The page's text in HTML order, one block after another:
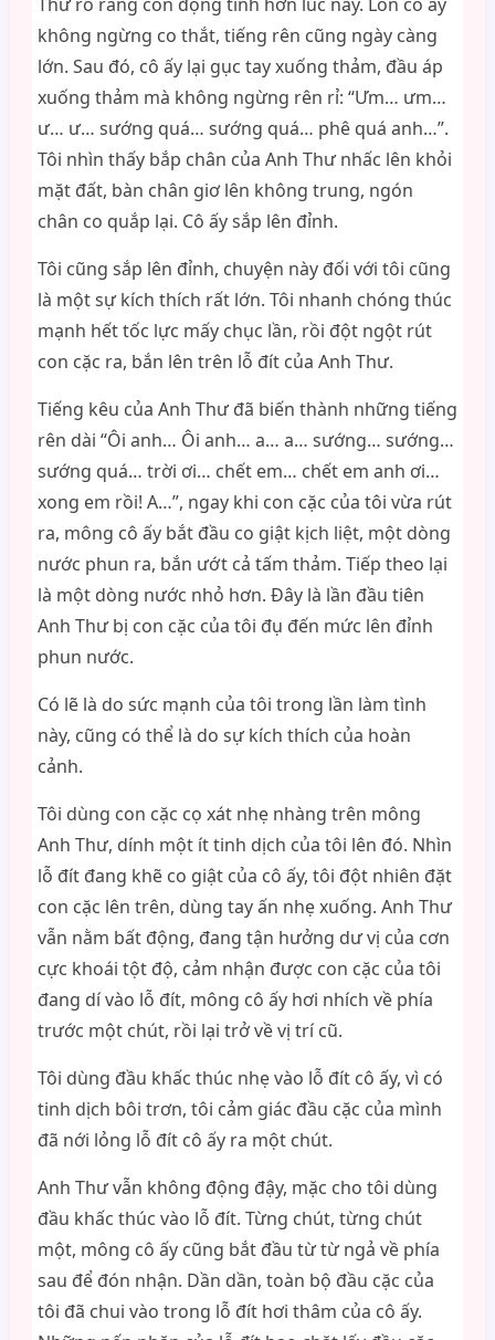
không ngừng co thắt, tiếng rên cũng ngày càng
lớn. Sau đó, cô ấy lại gục tay xuống thảm, đầu áp
xuống thảm mà không ngừng rên rỉ: “Ưm… ưm…
ư… ư… sướng quá… sướng quá… phê quá anh…”.
Tôi nhìn thấy bắp chân của Anh Thư nhấc lên khỏi
mặt đất, bàn chân giơ lên không trung, ngón
chân co quắp lại. Cô ấy sắp lên đỉnh.
Tôi cũng sắp lên đỉnh, chuyện này đối với tôi cũng
là một sự kích thích rất lớn. Tôi nhanh chóng thúc
mạnh hết tốc lực mấy chục lần, rồi đột ngột rút
con cặc ra, bắn lên trên lỗ đít của Anh Thư.
Tiếng kêu của Anh Thư đã biến thành những tiếng
rên dài “Ôi anh… Ôi anh… a… a… sướng… sướng…
sướng quá… trời ơi… chết em… chết em anh ơi…
xong em rồi! A…”, ngay khi con cặc của tôi vừa rút
ra, mông cô ấy bắt đầu co giật kịch liệt, một dòng
nước phun ra, bắn ướt cả tấm thảm. Tiếp theo lại
là một dòng nước nhỏ hơn. Đây là lần đầu tiên
Anh Thư bị con cặc của tôi đụ đến mức lên đỉnh
phun nước.
Có lẽ là do sức mạnh của tôi trong lần làm tình
này, cũng có thể là do sự kích thích của hoàn
cảnh.
Tôi dùng con cặc cọ xát nhẹ nhàng trên mông
Anh Thư, dính một ít tinh dịch của tôi lên đó. Nhìn
lỗ đít đang khẽ co giật của cô ấy, tôi đột nhiên đặt
con cặc lên trên, dùng tay ấn nhẹ xuống. Anh Thư
vẫn nằm bất động, đang tận hưởng dư vị của cơn
cực khoái tột độ, cảm nhận được con cặc của tôi
đang dí vào lỗ đít, mông cô ấy hơi nhích về phía
trước một chút, rồi lại trở về vị trí cũ.
Tôi dùng đầu khấc thúc nhẹ vào lỗ đít cô ấy, vì có
tinh dịch bôi trơn, tôi cảm giác đầu cặc của mình
đã nới lỏng lỗ đít cô ấy ra một chút.
Anh Thư vẫn không động đậy, mặc cho tôi dùng
đầu khấc thúc vào lỗ đít. Từng chút, từng chút
một, mông cô ấy cũng bắt đầu từ từ ngả về phía
sau để đón nhận. Dần dần, toàn bộ đầu cặc của
tôi đã chui vào trong lỗ đít hơi thâm của cô ấy.